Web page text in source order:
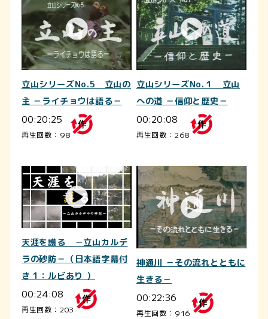
立山シリーズNo.5 立山の
主 －ライチョウは語る－
00:20:25
再生回数：98
立山シリーズNo.１ 立山
への道 －信仰と歴史－
00:20:08
再生回数：268
天涯を護る －立山カルデ
ラの砂防－（日本語字幕付
き 1：ルビあり ）
00:24:08
再生回数：203
神通川 －その流れとともに
生きる－
00:22:36
再生回数：916